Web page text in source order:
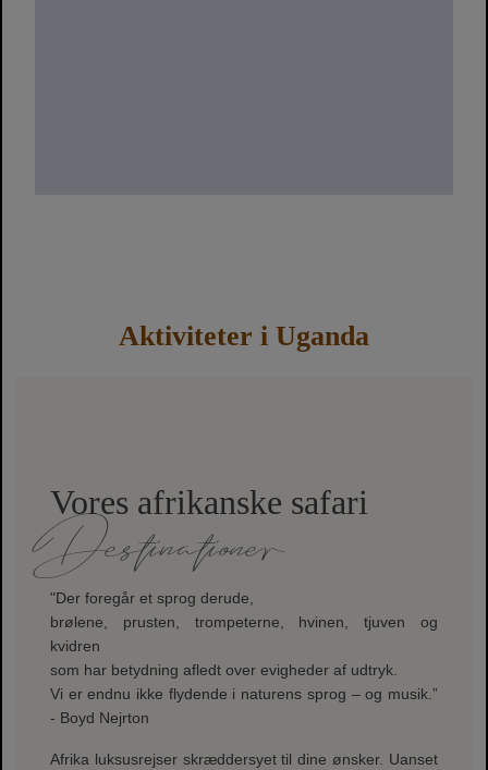
Aktiviteter i Uganda
Vores afrikanske safari
Destinationer
"Der foregår et sprog derude,
brølene, prusten, trompeterne, hvinen, tjuven og
kvidren
som har betydning afledt over evigheder af udtryk.
Vi er endnu ikke flydende i naturens sprog – og musik.”
- Boyd Nejrton
Afrika luksusrejser skræddersyet til dine ønsker. Uanset